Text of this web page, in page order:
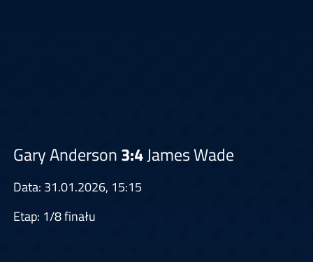
Gary Anderson3:4James Wade
Data: 31.01.2026, 15:15
Etap: 1/8 finału